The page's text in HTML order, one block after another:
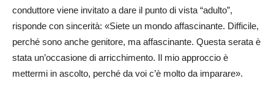
conduttore viene invitato a dare il punto di vista “adulto”,
risponde con sincerità: «Siete un mondo affascinante. Difficile,
perché sono anche genitore, ma affascinante. Questa serata è
stata un’occasione di arricchimento. Il mio approccio è
mettermi in ascolto, perché da voi c’è molto da imparare».